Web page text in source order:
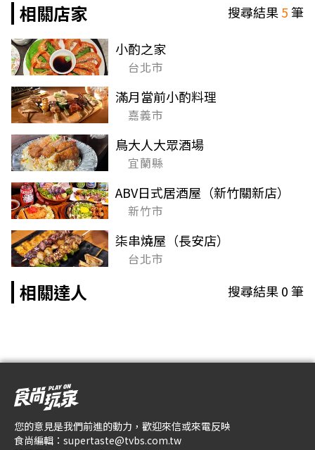
相關店家 搜尋結果5筆
小酌之家
台北市
滿月當前小酌料理
嘉義市
鳥大人大眾酒場
宜蘭縣
ABV日式居酒屋（新竹關新店）
新竹市
柒串燒屋（長安店）
台北市
相關達人 搜尋結果0筆
您的意見是我們前進的動力，歡迎來信或來電反映
食尚編輯： supertaste@tvbs.com.tw